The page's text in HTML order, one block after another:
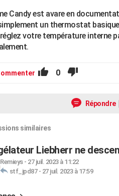
Candy est avare en
un thermostat
votre température interne
0
Répondre
similaires
Liebherr ne
Remieys- 27 juil. 2023 à 11:22
stf_jpd87- 27 juil. 2023 à 17:59